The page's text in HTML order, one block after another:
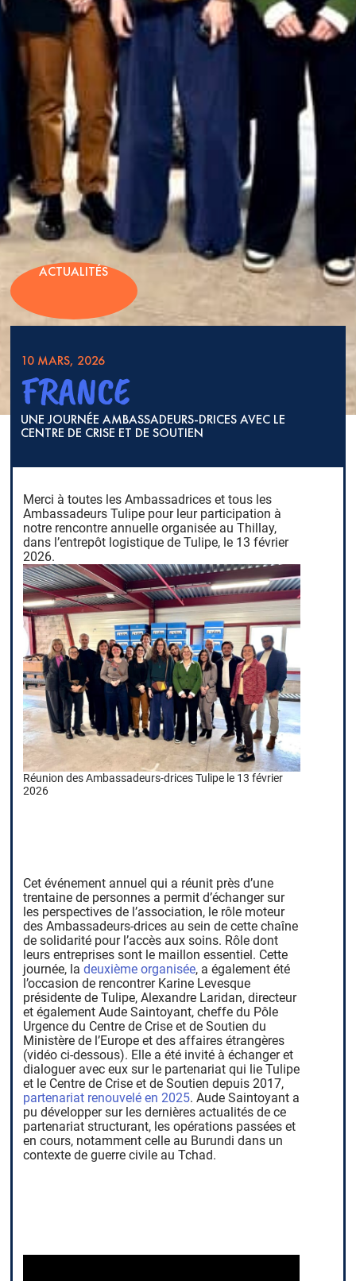
ACTUALITÉS
10 MARS, 2026
FRANCE
UNE JOURNÉE AMBASSADEURS-DRICES AVEC LE
CENTRE DE CRISE ET DE SOUTIEN
Merci à toutes les Ambassadrices et tous les
Ambassadeurs Tulipe pour leur participation à
notre rencontre annuelle organisée au Thillay,
dans l’entrepôt logistique de Tulipe, le 13 février
2026.
Réunion des Ambassadeurs-drices Tulipe le 13 février
2026
Cet événement annuel qui a réunit près d’une
trentaine de personnes a permit d’échanger sur
les perspectives de l’association, le rôle moteur
des Ambassadeurs-drices au sein de cette chaîne
de solidarité pour l’accès aux soins. Rôle dont
leurs entreprises sont le maillon essentiel. Cette
journée, ladeuxième organisée, a également été
l’occasion de rencontrer Karine Levesque
présidente de Tulipe, Alexandre Laridan, directeur
et également Aude Saintoyant, cheffe du Pôle
Urgence du Centre de Crise et de Soutien du
Ministère de l’Europe et des affaires étrangères
(vidéo ci-dessous). Elle a été invité à échanger et
dialoguer avec eux sur le partenariat qui lie Tulipe
et le Centre de Crise et de Soutien depuis 2017,
partenariat renouvelé en 2025. Aude Saintoyant a
pu développer sur les dernières actualités de ce
partenariat structurant, les opérations passées et
en cours, notamment celle au Burundi dans un
contexte de guerre civile au Tchad.